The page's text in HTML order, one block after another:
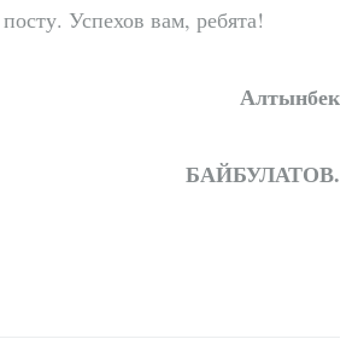
Успехов вам, ребята!
Алтынбек
БАЙБУЛАТОВ.